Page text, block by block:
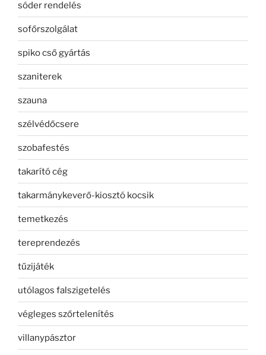
sóder rendelés
sofőrszolgálat
spiko cső gyártás
szaniterek
szauna
szélvédőcsere
szobafestés
takarító cég
takarmánykeverő-kiosztó kocsik
temetkezés
tereprendezés
tűzijáték
utólagos falszigetelés
végleges szőrtelenítés
villanypásztor